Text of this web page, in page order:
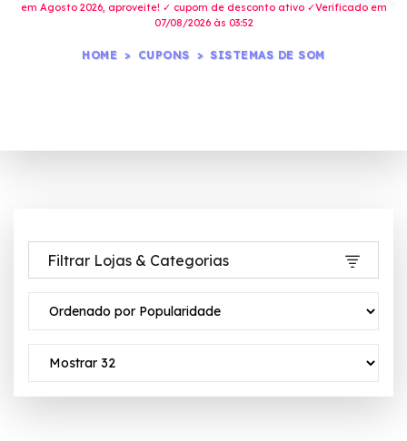
em Agosto 2026, aproveite! ✓ cupom de desconto ativo ✓Verificado em
07/08/2026 às 03:52
HOME CUPONS SISTEMAS DE SOM
Filtrar Lojas & Categorias